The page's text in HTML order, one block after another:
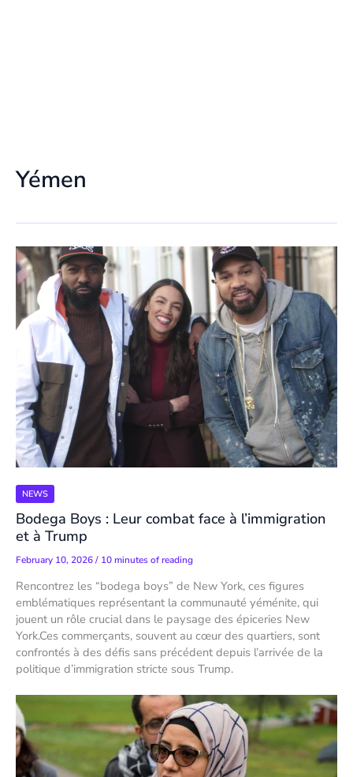
Yémen
NEWS
Bodega Boys : Leur combat face à l’immigration
et à Trump
February 10, 2026/ 10 minutes of reading
Rencontrez les “bodega boys” de New York, ces figures
emblématiques représentant la communauté yéménite, qui
jouent un rôle crucial dans le paysage des épiceries New
York.Ces commerçants, souvent au cœur des quartiers, sont
confrontés à des défis sans précédent depuis l’arrivée de la
politique d’immigration stricte sous Trump.